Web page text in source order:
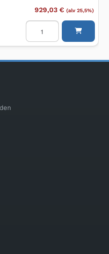
929,03 € (alv 25,5%)
PINTAKURA-
ALLAS
ONNLINE
500x800mm
POISTO